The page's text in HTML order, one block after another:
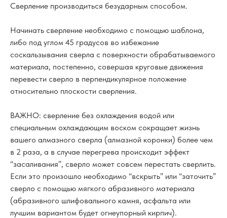
Сверление производиться безударным способом.
Начинать сверление необходимо с помощью шаблона,
либо под углом 45 градусов во избежание
соскальзывания сверла с поверхности обрабатываемого
материала, постепенно, совершая круговые движения
перевести сверло в перпендикулярное положение
относительно плоскости сверления.
ВАЖНО: сверление без охлаждения водой или
специальным охлаждающим воском сокращает жизнь
вашего алмазного сверла (алмазной коронки) более чем
в 2 раза, а в случае перегрева происходит эффект
“засаливания”, сверло может совсем перестать сверлить.
Если это произошло необходимо “вскрыть” или “заточить”
сверло с помощью мягкого абразивного материала
(абразивного шлифовального камня, асфальта или
лучшим вариантом будет огнеупорный кирпич).